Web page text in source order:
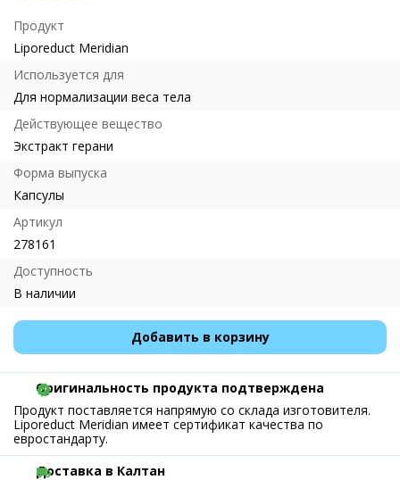
Продукт
Liporeduct Meridian
Используется для
Для нормализации веса тела
Действующее вещество
Экстракт герани
Форма выпуска
Капсулы
Артикул
278161
Доступность
В наличии
Добавить в корзину
Оригинальность продукта подтверждена
Продукт поставляется напрямую со склада изготовителя.
Liporeduct Meridian имеет сертификат качества по
евростандарту.
Доставка в Калтан